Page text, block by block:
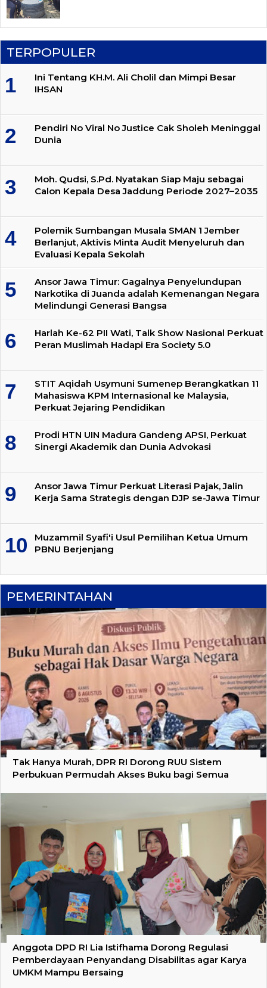
TERPOPULER
Ini Tentang KH.M. Ali Cholil dan Mimpi Besar
IHSAN
Pendiri No Viral No Justice Cak Sholeh Meninggal
Dunia
Moh. Qudsi, S.Pd. Nyatakan Siap Maju sebagai
Calon Kepala Desa Jaddung Periode 2027–2035
Polemik Sumbangan Musala SMAN 1 Jember
Berlanjut, Aktivis Minta Audit Menyeluruh dan
Evaluasi Kepala Sekolah
Ansor Jawa Timur: Gagalnya Penyelundupan
Narkotika di Juanda adalah Kemenangan Negara
Melindungi Generasi Bangsa
Harlah Ke-62 PII Wati, Talk Show Nasional Perkuat
Peran Muslimah Hadapi Era Society 5.0
STIT Aqidah Usymuni Sumenep Berangkatkan 11
Mahasiswa KPM Internasional ke Malaysia,
Perkuat Jejaring Pendidikan
Prodi HTN UIN Madura Gandeng APSI, Perkuat
Sinergi Akademik dan Dunia Advokasi
Ansor Jawa Timur Perkuat Literasi Pajak, Jalin
Kerja Sama Strategis dengan DJP se-Jawa Timur
Muzammil Syafi'i Usul Pemilihan Ketua Umum
PBNU Berjenjang
PEMERINTAHAN
Tak Hanya Murah, DPR RI Dorong RUU Sistem
Perbukuan Permudah Akses Buku bagi Semua
Anggota DPD RI Lia Istifhama Dorong Regulasi
Pemberdayaan Penyandang Disabilitas agar Karya
UMKM Mampu Bersaing